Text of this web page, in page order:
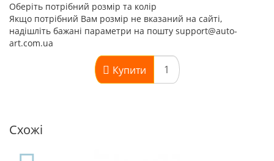
Оберіть потрібний розмір та колір
Якщо потрібний Вам розмір не вказаний на сайті,
надішліть бажані параметри на пошту support@auto-
art.com.ua
Купити
Схожі